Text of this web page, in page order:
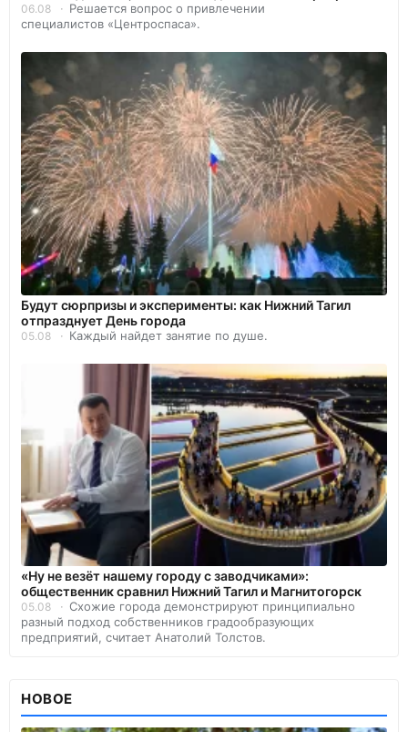
06.08
Решается вопрос о привлечении
специалистов «Центроспаса».
Будут сюрпризы и эксперименты: как Нижний Тагил
отпразднует День города
05.08 Каждый найдет занятие по душе.
«Ну не везёт нашему городу с заводчиками»:
общественник сравнил Нижний Тагил и Магнитогорск
05.08
Схожие города демонстрируют принципиально
разный подход собственников градообразующих
предприятий, считает Анатолий Толстов.
НОВОЕ